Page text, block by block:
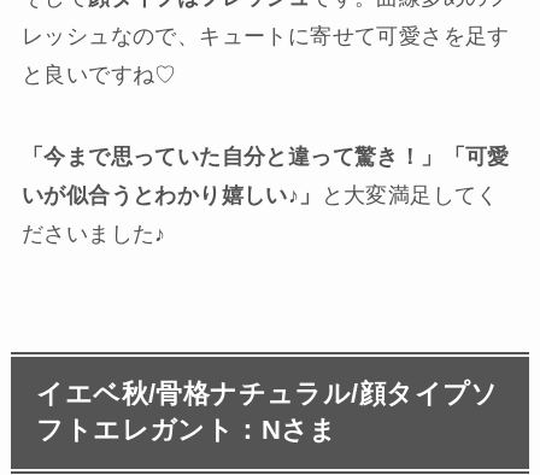
レッシュなので、キュートに寄せて可愛さを足す
と良いですね♡
「今まで思っていた自分と違って驚き！」「可愛
いが似合うとわかり嬉しい♪」
と大変満足してく
ださいました♪
イエベ秋/骨格ナチュラル/顔タイプソ
フトエレガント：Nさま